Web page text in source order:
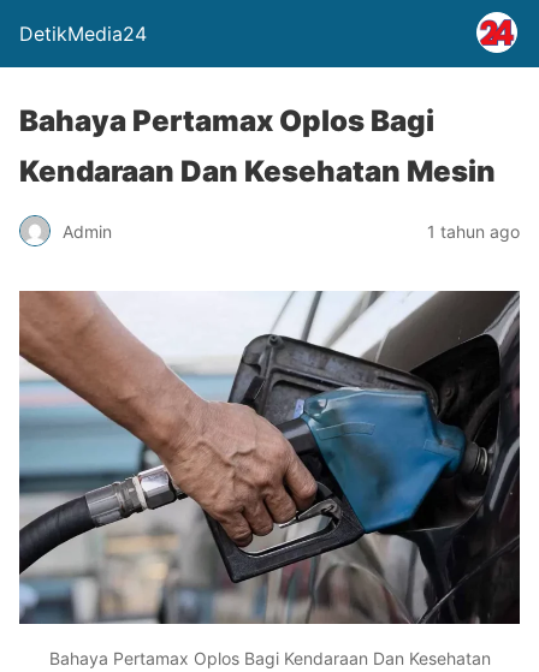
DetikMedia24
Bahaya Pertamax Oplos Bagi
Kendaraan Dan Kesehatan Mesin
Admin 1 tahun ago
Bahaya Pertamax Oplos Bagi Kendaraan Dan Kesehatan